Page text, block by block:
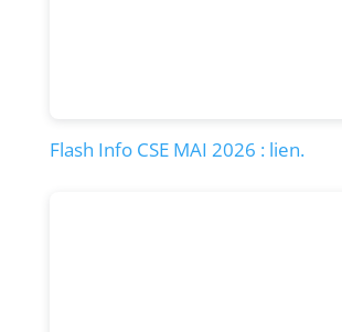
Flash Info CSE MAI 2026 : lien.